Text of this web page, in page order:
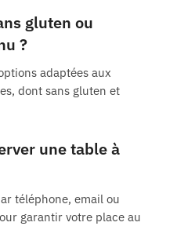
gluten ou
?
adaptées aux
dont sans gluten et
une table à
téléphone, email ou
garantir votre place au